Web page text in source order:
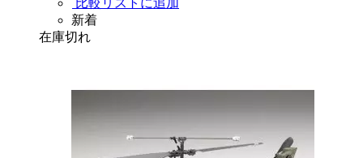
比較リストに追加
新着
在庫切れ